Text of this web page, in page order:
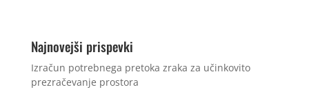
Najnovejši prispevki
Izračun potrebnega pretoka zraka za učinkovito
prezračevanje prostora